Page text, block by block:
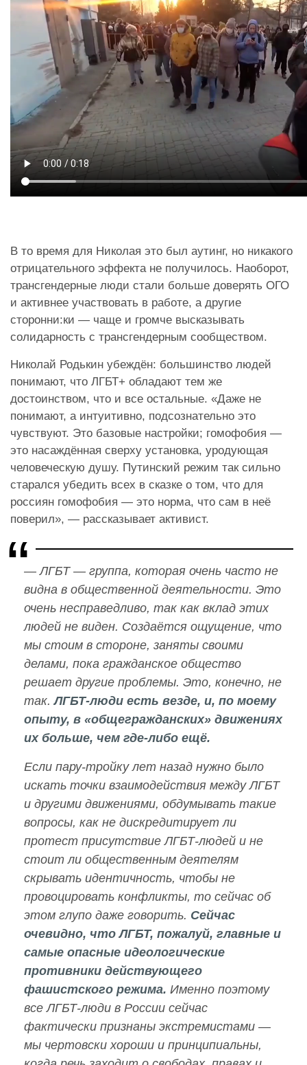
В то время для Николая это был аутинг, но никакого
отрицательного эффекта не получилось. Наоборот,
трансгендерные люди стали больше доверять ОГО
и активнее участвовать в работе, а другие
сторонни:ки — чаще и громче высказывать
солидарность с трансгендерным сообществом.
Николай Родькин убеждён: большинство людей
понимают, что ЛГБТ+ обладают тем же
достоинством, что и все остальные. «Даже не
понимают, а интуитивно, подсознательно это
чувствуют. Это базовые настройки; гомофобия —
это насаждённая сверху установка, уродующая
человеческую душу. Путинский режим так сильно
старался убедить всех в сказке о том, что для
россиян гомофобия — это норма, что сам в неё
поверил», — рассказывает активист.
— ЛГБТ — группа, которая очень часто не
видна в общественной деятельности. Это
очень несправедливо, так как вклад этих
людей не виден. Создаётся ощущение, что
мы стоим в стороне, заняты своими
делами, пока гражданское общество
решает другие проблемы. Это, конечно, не
так.ЛГБТ-люди есть везде, и, по моему
опыту, в «общегражданских» движениях
их больше, чем где-либо ещё.
Если пару-тройку лет назад нужно было
искать точки взаимодействия между ЛГБТ
и другими движениями, обдумывать такие
вопросы, как не дискредитирует ли
протест присутствие ЛГБТ-людей и не
стоит ли общественным деятелям
скрывать идентичность, чтобы не
провоцировать конфликты, то сейчас об
этом глупо даже говорить. Сейчас
очевидно, что ЛГБТ, пожалуй, главные и
самые опасные идеологические
противники действующего
фашистского режима. Именно поэтому
все ЛГБТ-люди в России сейчас
фактически признаны экстремистами —
мы чертовски хороши и принципиальны,